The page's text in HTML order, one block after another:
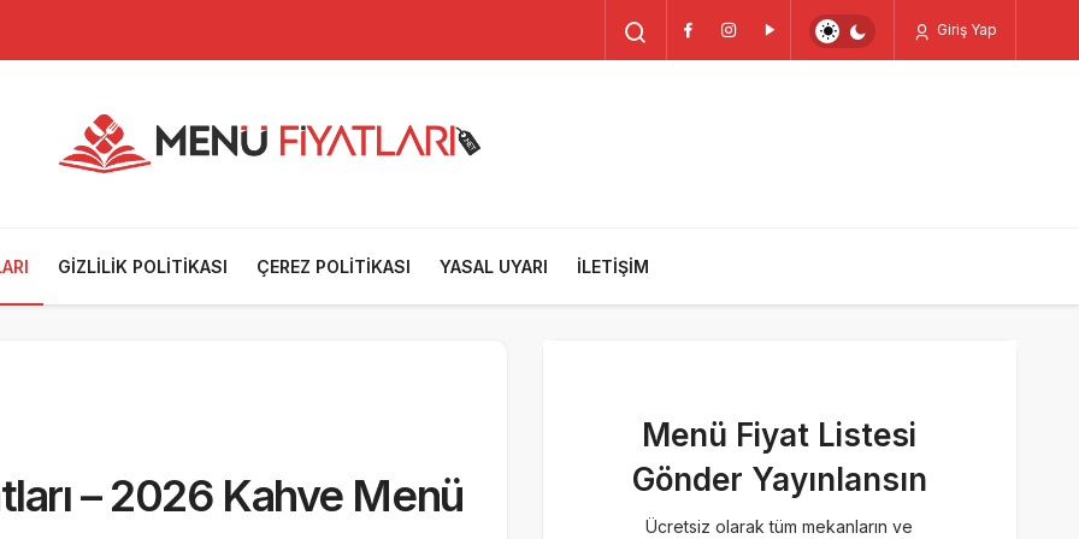
Giriş Yap
GIZLILIK POLITIKASI ÇEREZ POLITIKASI YASAL UYARI İLETIŞIM
– 2026 Kahve Menü
Menü Fiyat Listesi
Gönder Yayınlansın
Ücretsiz olarak tüm mekanların ve